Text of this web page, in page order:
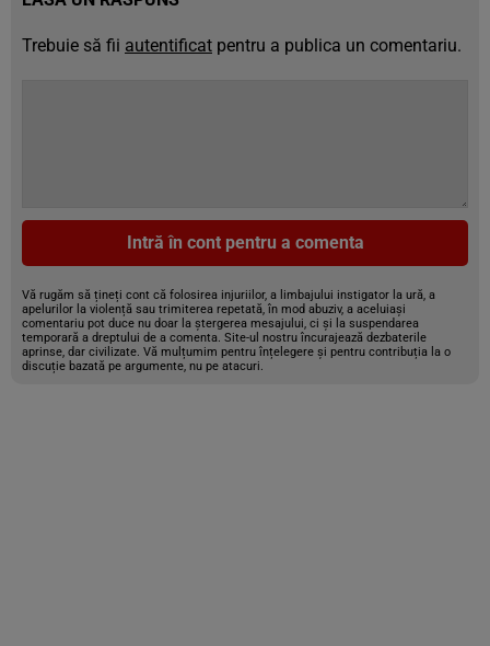
Trebuie să fii autentificat pentru a publica un comentariu.
Intră în cont pentru a comenta
Vă rugăm să țineți cont că folosirea injuriilor, a limbajului instigator la ură, a
apelurilor la violență sau trimiterea repetată, în mod abuziv, a aceluiași
comentariu pot duce nu doar la ștergerea mesajului, ci și la suspendarea
temporară a dreptului de a comenta. Site-ul nostru încurajează dezbaterile
aprinse, dar civilizate. Vă mulțumim pentru înțelegere și pentru contribuția la o
discuție bazată pe argumente, nu pe atacuri.